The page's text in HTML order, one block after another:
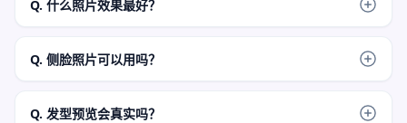
bowl、纹理短发和自定义短发方向。
Q. 什么照片效果最好？
部周围有空间。避免帽子、合照、重滤镜和极端角度。
Q. 侧脸照片可以用吗？
线，让剪裁判断不够可靠。
Q. 发型预览会真实吗？